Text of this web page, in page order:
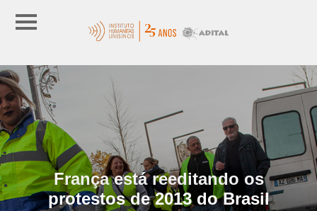
França está reeditando os
protestos de 2013 do Brasil